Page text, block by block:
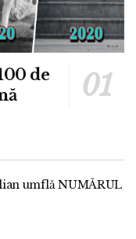
de
umflă NUMĂRUL